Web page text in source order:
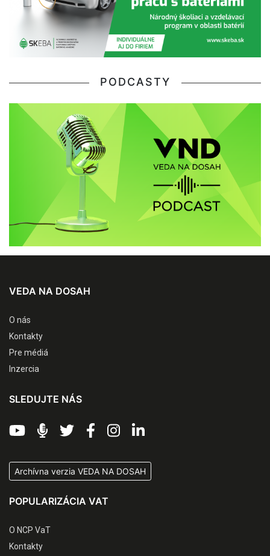
PODCASTY
VEDA NA DOSAH
O nás
Kontakty
Pre médiá
Inzercia
SLEDUJTE NÁS
Archívna verzia VEDA NA DOSAH
POPULARIZÁCIA VAT
O NCP VaT
Kontakty